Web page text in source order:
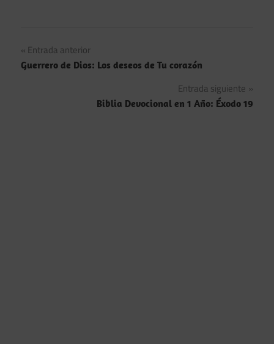
Navegación
de
Entrada anterior
Guerrero de Dios: Los deseos de Tu corazón
Entrada siguiente
Biblia Devocional en 1 Año: Éxodo 19